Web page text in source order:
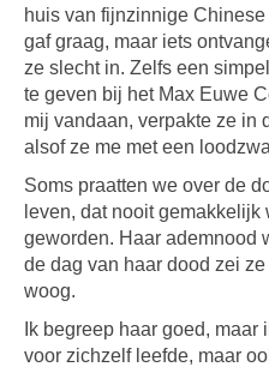
huis van fijnzinnige
gaf graag, maar iets
ze slecht in. Zelfs een
te geven bij het Max Euwe
mij vandaan, verpakte ze in
alsof ze me met een
Soms praatten we over de
leven, dat nooit
geworden. Haar ademnood
de dag van haar dood zei
woog.
Ik begreep haar goed,
voor zichzelf leefde, maar